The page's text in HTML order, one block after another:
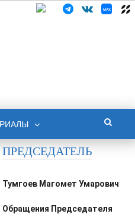
ПРЕДСЕДАТЕЛЬ
Тумгоев Магомет Умарович
Обращения Председателя